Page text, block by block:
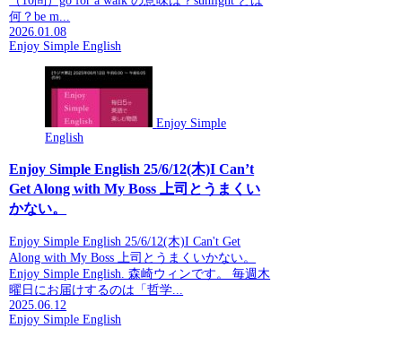
何？be m...
2026.01.08
Enjoy Simple English
Enjoy Simple
English
Enjoy Simple English 25/6/12(木)I Can’t
Get Along with My Boss 上司とうまくい
かない。
Enjoy Simple English 25/6/12(木)I Can't Get
Along with My Boss 上司とうまくいかない。
Enjoy Simple English. 森崎ウィンです。 毎週木
曜日にお届けするのは「哲学...
2025.06.12
Enjoy Simple English